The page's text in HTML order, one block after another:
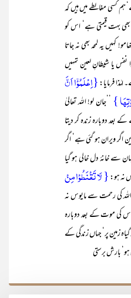
کسی مغالطے میں ہیں کہ
بہت قیمتی ہے‘ اس کو
کہیں یہ لمحہ بھی نہ جاتا
یا شیطانِ لعین تمہیں
فرمایا:{اِعۡلَمُوۡۤا اَنَّ
} ’’جان لو! اللہ تعالیٰ
دوبارہ زندہ کر دیتا
ویران ہو گئی ہے‘ اگر
سے خانۂ دل خالی ہو گیا
نہ ہو:{ لَا تَقۡنَطُوۡا مِنۡ
’’اللہ کی رحمت سے مایوس نہ
اس کی موت کے بعد دوبارہ
زمین پر‘ جہاں زندگی کے
ہو‘ بارش برستی